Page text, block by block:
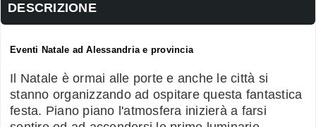
DESCRIZIONE
Eventi Natale ad Alessandria e provincia
Il Natale è ormai alle porte e anche le città si
stanno organizzando ad ospitare questa fantastica
festa. Piano piano l'atmosfera inizierà a farsi